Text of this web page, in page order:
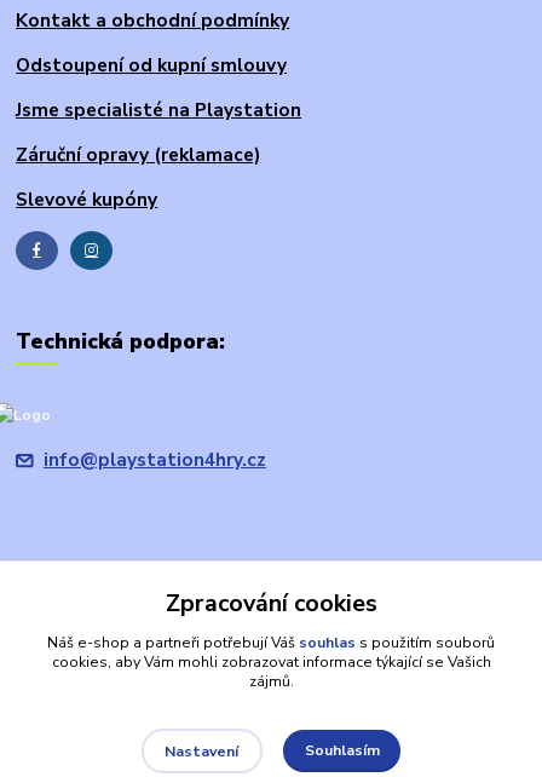
Kontakt a obchodní podmínky
Odstoupení od kupní smlouvy
Jsme specialisté na Playstation
Záruční opravy (reklamace)
Slevové kupóny
Technická podpora:
info@playstation4hry.cz
Upravit sběr cookies.
Prohlášení: provozovatel domény/prodávající je společnost
PRODEJHER.CZ s.r.o., která není oficiálním zástupcem, ani výhradním
apod. jsou registrované ochranné známky společnosti SONY a jsou zde
používány výlučně za účelem identifikace výrobků. Jiná jména
Zpracování cookies
Náš e-shop a partneři potřebují Váš souhlas s použitím souborů
cookies, aby Vám mohli zobrazovat informace týkající se Vašich
zájmů.
Nastavení Souhlasím